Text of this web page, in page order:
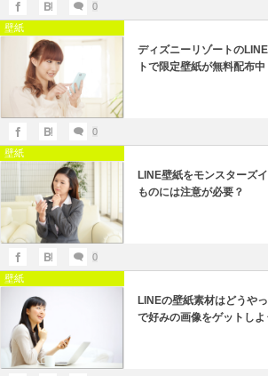
0
壁紙
ディズニーリゾートの
トで限定壁紙が無料配布中
0
壁紙
LINE壁紙をモンスターズ
ものには注意が必要？
0
壁紙
LINEの壁紙素材はどうや
で好みの画像をゲットしよ